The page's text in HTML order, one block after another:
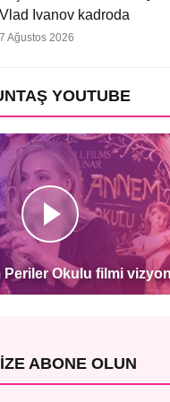
Vlad Ivanov kadroda
7 Ağustos 2026
YOUTUBE
Periler Okulu filmi
ABONE OLUN